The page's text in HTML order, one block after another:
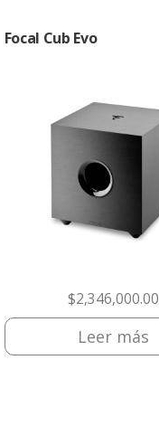
Focal Cub Evo
$2,346,000.00
Leer más